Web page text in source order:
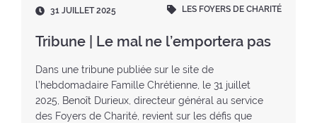
D
t
31 JUILLET 2025 LES FOYERS DE CHARITÉ
Tribune | Le mal ne l’emportera pas
Dans une tribune publiée sur le site de
l’hebdomadaire Famille Chrétienne, le 31 juillet
2025, Benoît Durieux, directeur général au service
des Foyers de Charité, revient sur les défis que